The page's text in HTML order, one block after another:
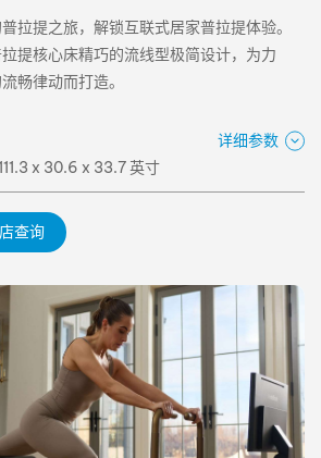
拉提之旅，解锁互联式居家普拉提体验。
提核心床精巧的流线型极简设计，为力
畅律动而打造。
详细参数
x 30.6 x 33.7 英寸
查询